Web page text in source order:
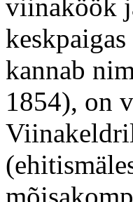
viinaköök
kannab
1854), on